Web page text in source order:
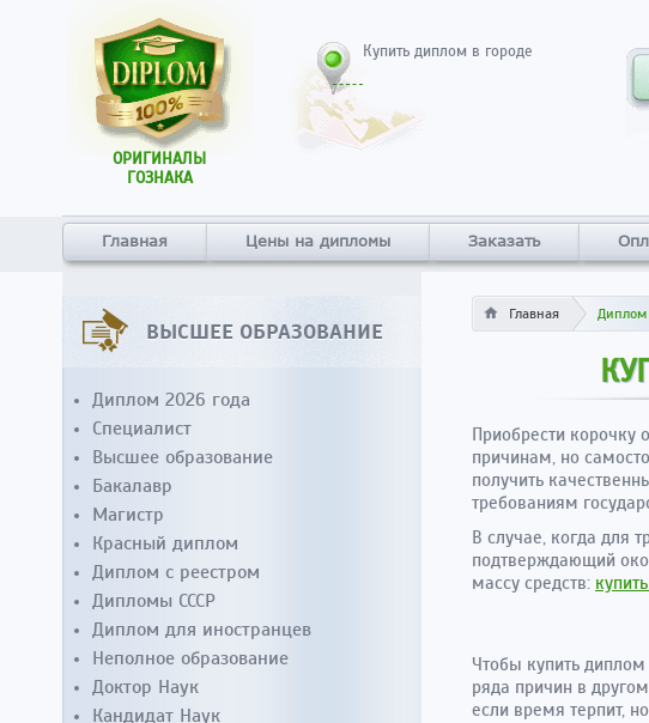
ОРИГИНАЛЫ
ГОЗНАКА
Купить диплом в городе
Главная Цены на дипломы Заказать
Главная Диплом
Приобрести
причинам, но
получить
требованиям
В случае, когда для
подтверждающий
массу средств:
Чтобы купить
ряда причин в
если время терпит,
ВЫСШЕЕ ОБРАЗОВАНИЕ
Диплом 2026 года
Специалист
Высшее образование
Бакалавр
Магистр
Красный диплом
Диплом с реестром
Дипломы СССР
Диплом для иностранцев
Неполное образование
Доктор Наук
Кандидат Наук